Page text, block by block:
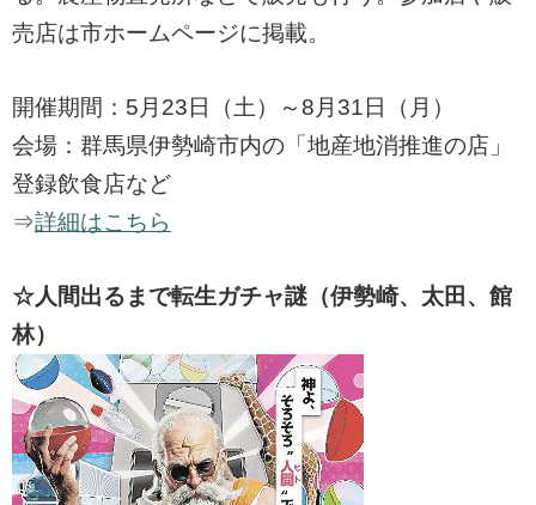
売店は市ホームページに掲載。
開催期間：5月23日（土）～8月31日（月）
会場：群馬県伊勢崎市内の「地産地消推進の店」
登録飲食店など
⇒詳細はこちら
☆人間出るまで転生ガチャ謎（伊勢崎、太田、館
林）